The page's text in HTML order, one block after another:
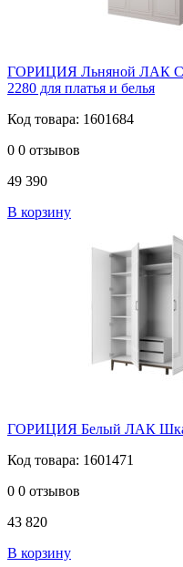
ГОРИЦИЯ Льняной ЛАК
2280 для платья и белья
Код товара: 1601684
0 0 отзывов
49 390
В корзину
ГОРИЦИЯ Белый ЛАК
Код товара: 1601471
0 0 отзывов
43 820
В корзину